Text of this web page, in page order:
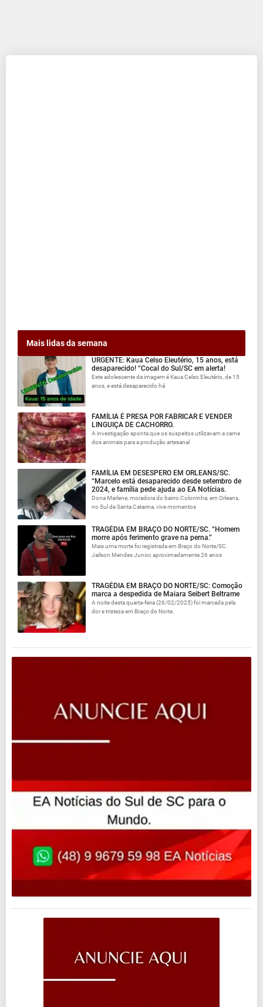
Mais lidas da semana
URGENTE: Kaua Celso Eleutério, 15 anos, está
desaparecido! “Cocal do Sul/SC em alerta!
Este adolescente da imagem é Kaua Celso Eleutério, de 15
anos, e está desaparecido há
FAMÍLIA É PRESA POR FABRICAR E VENDER
LINGUIÇA DE CACHORRO.
A investigação aponta que os suspeitos utilizavam a carne
dos animais para a produção artesanal
FAMÍLIA EM DESESPERO EM ORLEANS/SC.
“Marcelo está desaparecido desde setembro de
2024, e família pede ajuda ao EA Notícias.
Dona Marlene, moradora do bairro Coloninha, em Orleans,
no Sul de Santa Catarina, vive momentos
TRAGÉDIA EM BRAÇO DO NORTE/SC. “Homem
morre após ferimento grave na perna.”
Mais uma morte foi registrada em Braço do Norte/SC.
Jailson Mendes Junior, aproximadamente 26 anos
TRAGÉDIA EM BRAÇO DO NORTE/SC: Comoção
marca a despedida de Maiara Seibert Beltrame
A noite desta quarta-feira (26/02/2025) foi marcada pela
dor e tristeza em Braço do Norte.